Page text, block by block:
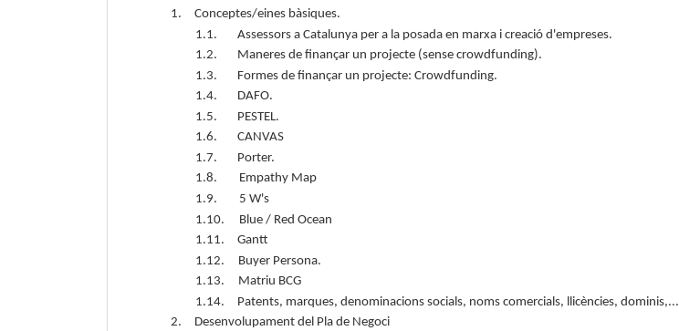
1.
Conceptes/eines bàsiques.
1.1.
Assessors a Catalunya per a la posada en marxa i creació d'empreses.
1.2.
Maneres de finançar un projecte (sense crowdfunding).
1.3.
Formes de finançar un projecte: Crowdfunding.
1.4.
DAFO.
1.5.
PESTEL.
1.6.
CANVAS
1.7.
Porter.
1.8. Empathy Map
1.9. 5 W's
1.10.
Blue / Red Ocean
1.11.
Gantt
1.12.
Buyer Persona.
1.13. Matriu BCG
1.14.
Patents, marques, denominacions socials, noms comercials, llicències, dominis,...
2.
Desenvolupament del Pla de Negoci